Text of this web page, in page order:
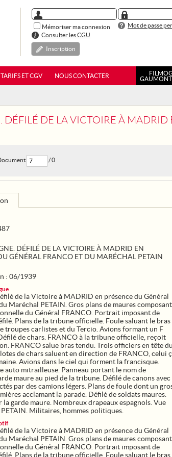
Mémoriser ma connexion
Mot de passe
Consulter les CGU
Inscription
TARIFS ET CGV NOUS CONTACTER
VICTOIRE À MADRID EN PRÉSENCE DU GÉNÉRAL
/ 0
DÉFILÉ DE LA VICTOIRE À MADRID EN
GÉNÉRAL FRANCO ET DU MARÉCHAL PETAIN
: 06/1939
de la Victoire à MADRID en présence du Général
Maréchal PETAIN. Gros plans de maures composant
du Général FRANCO. Portrait imposant de
Plans de la tribune officielle. Foule saluant le bras
troupes carlistes et du Tercio. Avions formant un F
de chars. FRANCO à la tribune officielle, reçoit
FRANCO salue bras tendu. Trois officiers en tête du
de chars saluent en direction de FRANCO, celui
Avions dans le ciel qui forment la francisque.
auto mitrailleuse. Panneau portant le nom de
maure au pied de la tribune. Défilé de canons avec
par des camions légers. Plans de foule dont un
acclamant la parade. Défilé de soldats maures.
la garde maure. Nombreux drapeaux espagnols. Vue
Militaires, hommes politiques.
de la Victoire à MADRID en présence du Général
Maréchal PETAIN. Gros plans de maures composant
du Général FRANCO. Portrait imposant de
Plans de la tribune officielle. Foule saluant le bras